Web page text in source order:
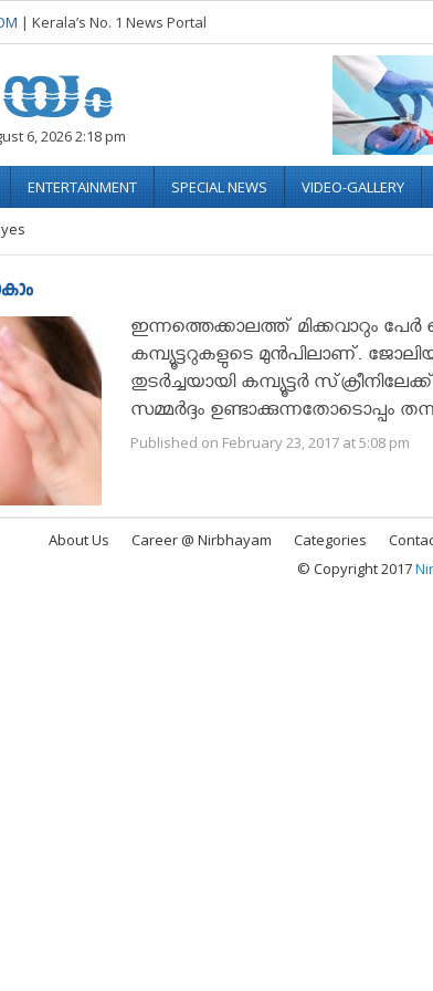
| Kerala’s No. 1 News Portal
6, 2026 2:18 pm
ENTERTAINMENT SPECIAL NEWS VIDEO-GALLERY
ഇന്നത്തെക്കാലത്ത് മിക്കവാറും
കമ്പ്യൂട്ടറുകളുടെ മുന്‍പിലാണ്.
തുടര്‍ച്ചയായി കമ്പ്യൂട്ടര്‍
സമ്മര്‍ദ്ദം ഉണ്ടാക്കുന്നതോടൊപ്പം
Published on February 23, 2017 at 5:08 pm
About Us Career @ Nirbhayam Categories
© Copyright 2017